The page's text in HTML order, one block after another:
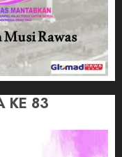
KE 83